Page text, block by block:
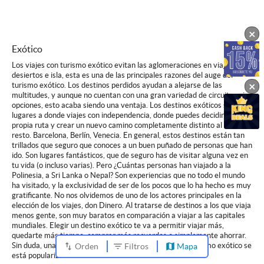
Exótico
Los viajes con turismo exótico evitan las aglomeraciones en viajes a
desiertos e isla, esta es una de las principales razones del auge del
turismo exótico. Los destinos perdidos ayudan a alejarse de las
multitudes, y aunque no cuentan con una gran variedad de circuitos ni
opciones, esto acaba siendo una ventaja. Los destinos exóticos son
lugares a donde viajes con independencia, donde puedes decidir tu
propia ruta y crear un nuevo camino completamente distinto al del
resto. Barcelona, Berlín, Venecia. En general, estos destinos están tan
trillados que seguro que conoces a un buen puñado de personas que han
ido. Son lugares fantásticos, que de seguro has de visitar alguna vez en
tu vida (o incluso varias). Pero ¿Cuántas personas han viajado a la
Polinesia, a Sri Lanka o Nepal? Son experiencias que no todo el mundo
ha visitado, y la exclusividad de ser de los pocos que lo ha hecho es muy
gratificante. No nos olvidemos de uno de los actores principales en la
elección de los viajes, don Dinero. Al tratarse de destinos a los que viaja
menos gente, son muy baratos en comparación a viajar a las capitales
mundiales. Elegir un destino exótico te va a permitir viajar más,
quedarte más tiempo, comprar más recuerdos o simplemente ahorrar.
Sin duda, una de las razones principales de por qué el turismo exótico se
está popularizando.
Orden Filtros Mapa
×
×